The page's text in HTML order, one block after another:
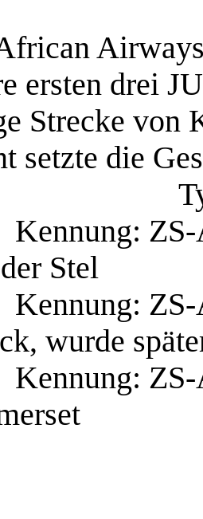
ersten drei
Strecke von
setzte die
ZS-AFC
Stel
ZS-AFA
wurde
ZS-AFB